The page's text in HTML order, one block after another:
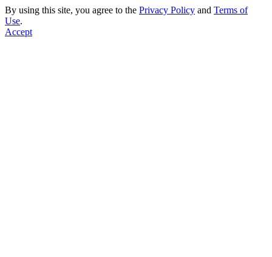
By using this site, you agree to the Privacy Policy and Terms of
Use.
Accept